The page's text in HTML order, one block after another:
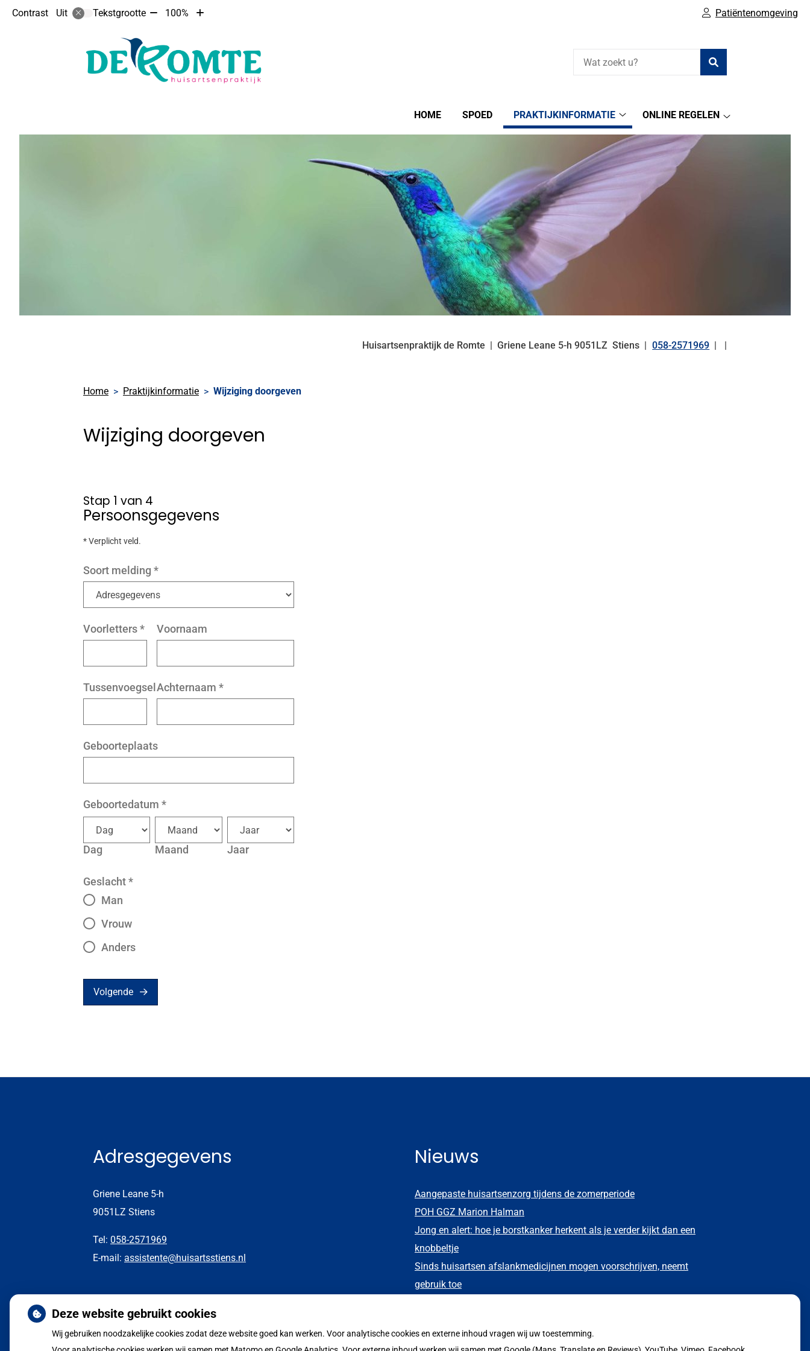
Contrast Uit Tekstgrootte Tekst
10%
100%
Tekst
10%
Patiëntenomgeving
HOME SPOED
PRAKTIJKINFORMATIE
Praktijkinformatie
submenu
ONLINE REGELEN
Huisartsenpraktijk de Romte Griene Leane 5-h 9051LZ Stiens Tel:
058-2571969
Home Praktijkinformatie Wijziging doorgeven
Wijziging doorgeven
Stap 1 van 4
Persoonsgegevens
* Verplicht veld.
Soort melding *
Voorletters* Voornaam
Tussenvoegsel Achternaam *
Geboorteplaats
Geboortedatum *
Dag Maand Jaar
Geslacht*
Man
Vrouw
Anders
Volgende
Adresgegevens
Griene Leane 5-h
9051LZ Stiens
Tel: 058-2571969
E-mail: assistente@huisartsstiens.nl
Nieuws
Aangepaste huisartsenzorg tijdens de zomerperiode
POH GGZ Marion Halman
Jong en alert: hoe je borstkanker herkent als je verder kijkt dan een
knobbeltje
Sinds huisartsen afslankmedicijnen mogen voorschrijven, neemt
gebruik toe
Deze website gebruikt cookies
Wij gebruiken noodzakelijke cookies zodat deze website goed kan werken. Voor analytische cookies en externe inhoud vragen wij uw toestemming.